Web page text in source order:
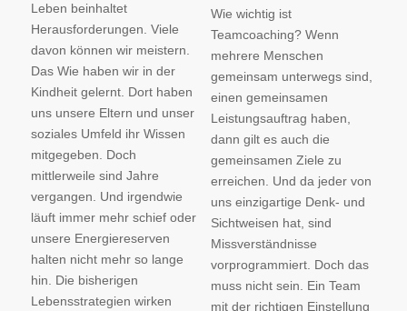
Leben beinhaltet
Herausforderungen. Viele
davon können wir meistern.
Das Wie haben wir in der
Kindheit gelernt. Dort haben
uns unsere Eltern und unser
soziales Umfeld ihr Wissen
mitgegeben. Doch
mittlerweile sind Jahre
vergangen. Und irgendwie
läuft immer mehr schief oder
unsere Energiereserven
halten nicht mehr so lange
hin. Die bisherigen
Lebensstrategien wirken
Wie wichtig ist
Teamcoaching? Wenn
mehrere Menschen
gemeinsam unterwegs sind,
einen gemeinsamen
Leistungsauftrag haben,
dann gilt es auch die
gemeinsamen Ziele zu
erreichen. Und da jeder von
uns einzigartige Denk- und
Sichtweisen hat, sind
Missverständnisse
vorprogrammiert. Doch das
muss nicht sein. Ein Team
mit der richtigen Einstellung